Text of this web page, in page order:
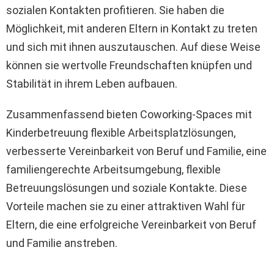
sozialen Kontakten profitieren. Sie haben die
Möglichkeit, mit anderen Eltern in Kontakt zu treten
und sich mit ihnen auszutauschen. Auf diese Weise
können sie wertvolle Freundschaften knüpfen und
Stabilität in ihrem Leben aufbauen.
Zusammenfassend bieten Coworking-Spaces mit
Kinderbetreuung flexible Arbeitsplatzlösungen,
verbesserte Vereinbarkeit von Beruf und Familie, eine
familiengerechte Arbeitsumgebung, flexible
Betreuungslösungen und soziale Kontakte. Diese
Vorteile machen sie zu einer attraktiven Wahl für
Eltern, die eine erfolgreiche Vereinbarkeit von Beruf
und Familie anstreben.